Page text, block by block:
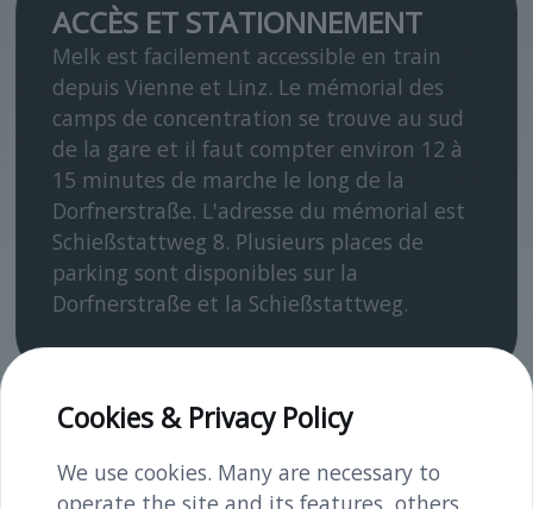
ACCÈS ET STATIONNEMENT
Melk est facilement accessible en train
depuis Vienne et Linz. Le mémorial des
camps de concentration se trouve au sud
de la gare et il faut compter environ 12 à
15 minutes de marche le long de la
Dorfnerstraße. L'adresse du mémorial est
Schießstattweg 8. Plusieurs places de
parking sont disponibles sur la
Dorfnerstraße et la Schießstattweg.
VUES
Cookies & Privacy Policy
We use cookies. Many are necessary to
operate the site and its features, others